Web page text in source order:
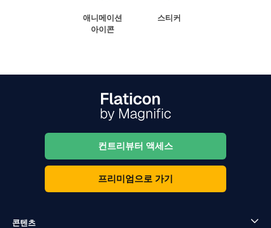
애니메이션
아이콘
스티커
컨트리뷰터 액세스
프리미엄으로 가기
콘텐츠